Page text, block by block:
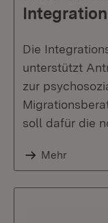
Integration
Die
unterstützt
zur
soll dafür die
Mehr